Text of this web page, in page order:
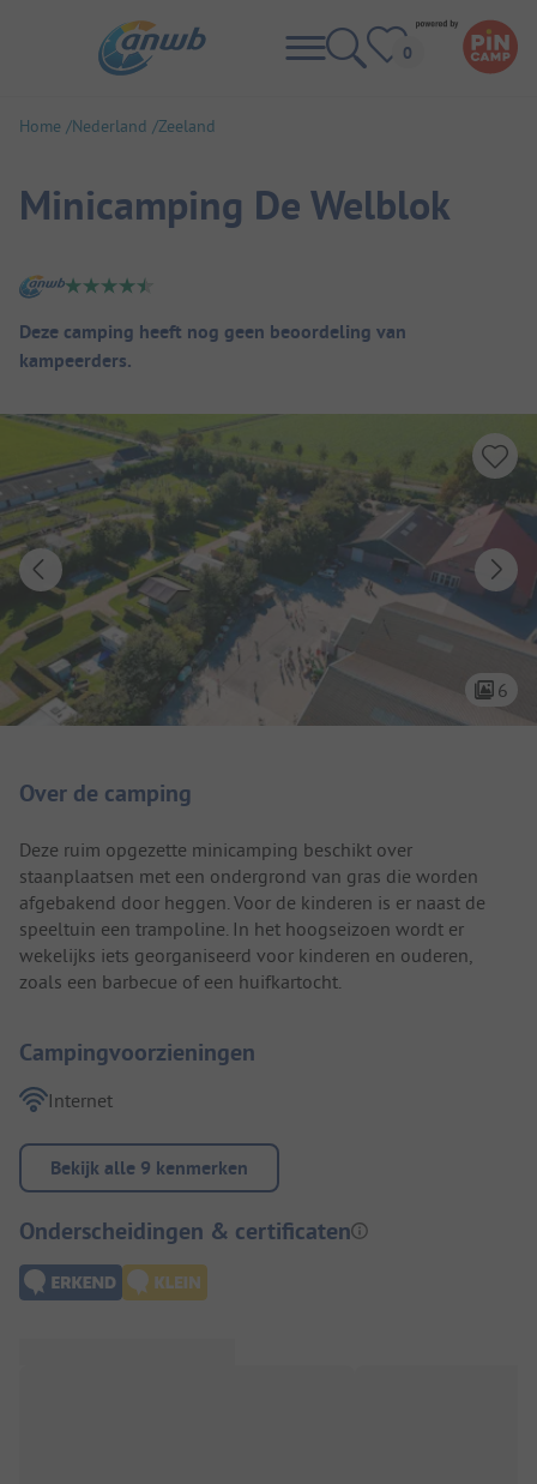
Home Nederland Zeeland
Minicamping De Welblok
Camping overzicht
Deze camping heeft nog geen beoordeling van
kampeerders.
6
Over de camping
Deze ruim opgezette minicamping beschikt over
staanplaatsen met een ondergrond van gras die worden
afgebakend door heggen. Voor de kinderen is er naast de
speeltuin een trampoline. In het hoogseizoen wordt er
wekelijks iets georganiseerd voor kinderen en ouderen,
zoals een barbecue of een huifkartocht.
Campingvoorzieningen
Internet
Bekijk alle 9 kenmerken
Onderscheidingen & certificaten